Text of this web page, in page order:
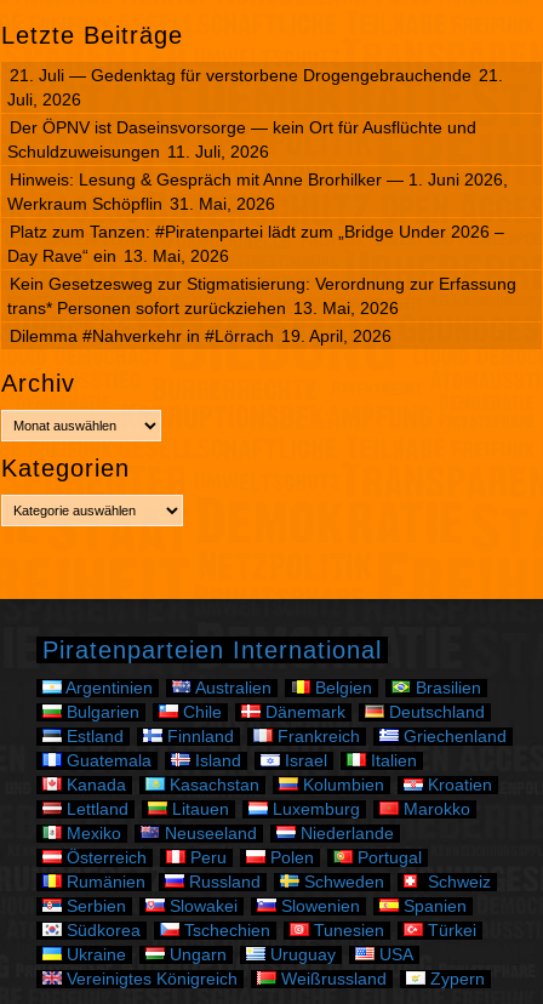
Letzte Beiträge
21. Juli — Gedenktag für verstorbene Drogengebrauchende 21.
Juli, 2026
Der ÖPNV ist Daseinsvorsorge — kein Ort für Ausflüchte und
Schuldzuweisungen 11. Juli, 2026
Hinweis: Lesung & Gespräch mit Anne Brorhilker — 1. Juni 2026,
Werkraum Schöpflin 31. Mai, 2026
Platz zum Tanzen: #Piratenpartei lädt zum „Bridge Under 2026 –
Day Rave“ ein 13. Mai, 2026
Kein Gesetzesweg zur Stigmatisierung: Verordnung zur Erfassung
trans* Personen sofort zurückziehen 13. Mai, 2026
Dilemma #Nahverkehr in #Lörrach 19. April, 2026
Archiv
r
c
Kategorien
a
g
Piratenparteien International
Argentinien Australien Belgien
Brasilien
Bulgarien
Chile Dänemark
Deutschland
Estland
Finnland Frankreich
Griechenland
Guatemala
Island Israel
Italien
Kanada
Kasachstan Kolumbien
Kroatien
Lettland
Litauen Luxemburg
Marokko
Mexiko
Neuseeland
Niederlande
Österreich
Peru Polen
Portugal
Rumänien
Russland Schweden
Schweiz
Serbien
Slowakei Slowenien
Spanien
Südkorea
Tschechien Tunesien
Türkei
Ukraine
Ungarn Uruguay
USA
Vereinigtes Königreich
Weißrussland Zypern